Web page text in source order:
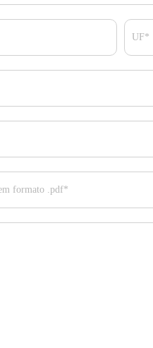
UF*
formato .pdf*